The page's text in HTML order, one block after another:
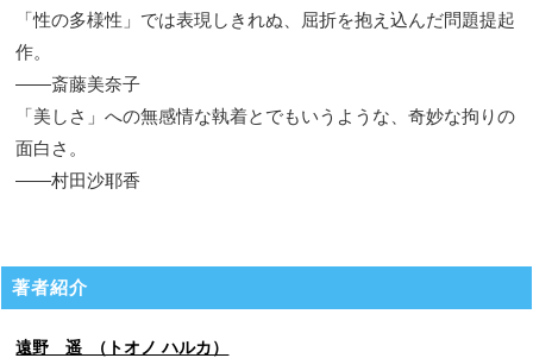
「性の多様性」では表現しきれぬ、屈折を抱え込んだ問題提起
作。
――斎藤美奈子
「美しさ」への無感情な執着とでもいうような、奇妙な拘りの
面白さ。
――村田沙耶香
著者紹介
遠野 遥 （トオノ ハルカ）